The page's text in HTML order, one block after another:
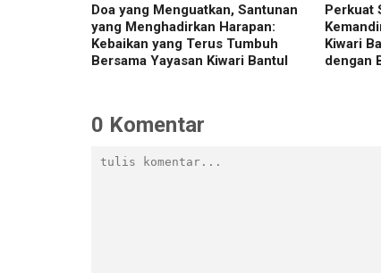
Doa yang Menguatkan, Santunan
yang Menghadirkan Harapan:
Kebaikan yang Terus Tumbuh
Bersama Yayasan Kiwari Bantul
Perkuat
Kiwari
dengan
0 Komentar